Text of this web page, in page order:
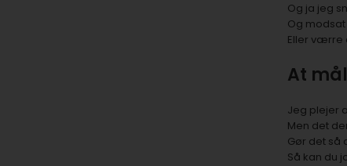
Og ja jeg
Og
Eller værre
At
Jeg plejer
Men det
Gør det så
Så kan du